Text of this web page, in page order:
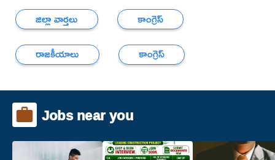
జిల్లా వార్తలు
కాంగ్రెస్
రాజకీయాలు
కాంగ్రెస్
Jobs near you